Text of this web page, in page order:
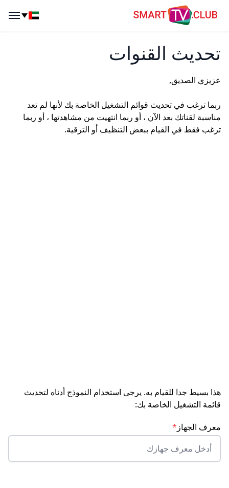
SmartTV Club
تحديث القنوات
عزيزي الصديق,
ربما ترغب في تحديث قوائم التشغيل الخاصة بك لأنها لم تعد
مناسبة لقناتك بعد الآن ، أو ربما انتهيت من مشاهدتها ، أو ربما
ترغب فقط في القيام ببعض التنظيف أو الترقية.
هذا بسيط جدا للقيام به. يرجى استخدام النموذج أدناه لتحديث
قائمة التشغيل الخاصة بك:
معرف الجهاز *